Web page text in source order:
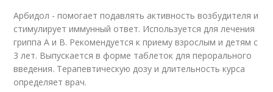
Арбидол - помогает подавлять активность возбудителя и
стимулирует иммунный ответ. Используется для лечения
гриппа А и В. Рекомендуется к приему взрослым и детям с
3 лет. Выпускается в форме таблеток для перорального
введения. Терапевтическую дозу и длительность курса
определяет врач.